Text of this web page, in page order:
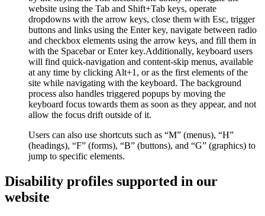
website using the Tab and Shift+Tab keys, operate
dropdowns with the arrow keys, close them with Esc, trigger
buttons and links using the Enter key, navigate between radio
and checkbox elements using the arrow keys, and fill them in
with the Spacebar or Enter key.Additionally, keyboard users
will find quick-navigation and content-skip menus, available
at any time by clicking Alt+1, or as the first elements of the
site while navigating with the keyboard. The background
process also handles triggered popups by moving the
keyboard focus towards them as soon as they appear, and not
allow the focus drift outside of it.
Users can also use shortcuts such as “M” (menus), “H”
(headings), “F” (forms), “B” (buttons), and “G” (graphics) to
jump to specific elements.
Disability profiles supported in our
website